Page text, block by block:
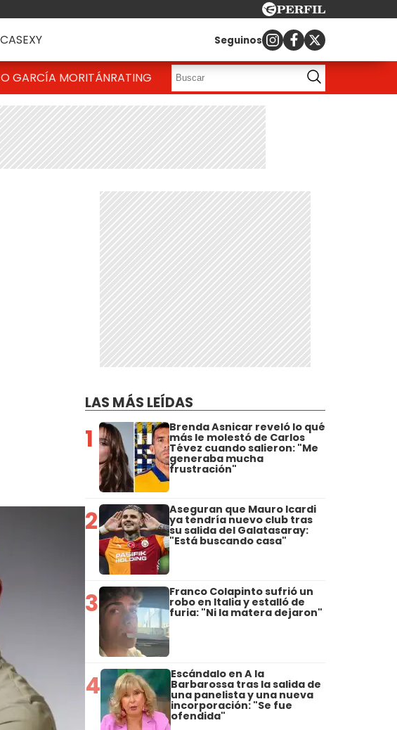
SEXY Seguinos
GARCÍA MORITÁNRATING
LAS MÁS LEÍDAS
1 Brenda Asnicar reveló lo qué
más le molestó de Carlos
Tévez cuando salieron: "Me
generaba mucha
frustración"
2 Aseguran que Mauro Icardi
ya tendría nuevo club tras
su salida del Galatasaray:
"Está buscando casa"
3 Franco Colapinto sufrió un
robo en Italia y estalló de
furia: "Ni la matera dejaron"
4 Escándalo en A la
Barbarossa tras la salida de
una panelista y una nueva
incorporación: "Se fue
ofendida"